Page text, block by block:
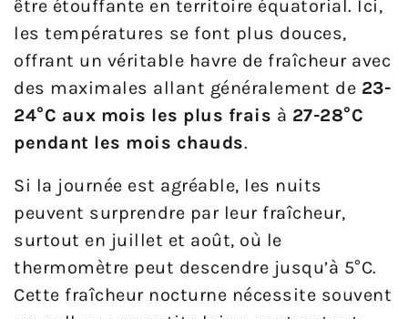
être étouffante en territoire équatorial. Ici,
les températures se font plus douces,
offrant un véritable havre de fraîcheur avec
des maximales allant généralement de 23-
24°C aux mois les plus frais à 27-28°C
pendant les mois chauds.
Si la journée est agréable, les nuits
peuvent surprendre par leur fraîcheur,
surtout en juillet et août, où le
thermomètre peut descendre jusqu’à 5°C.
Cette fraîcheur nocturne nécessite souvent